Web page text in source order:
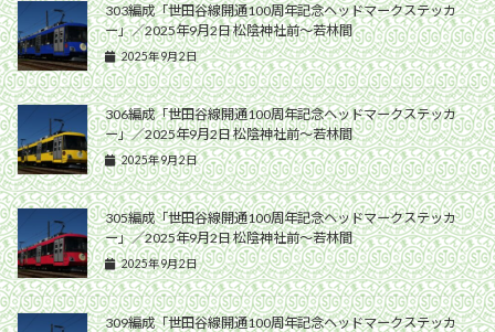
303編成「世田谷線開通100周年記念ヘッドマークステッカ
ー」／2025年9月2日 松陰神社前〜若林間
2025年9月2日
306編成「世田谷線開通100周年記念ヘッドマークステッカ
ー」／2025年9月2日 松陰神社前〜若林間
2025年9月2日
305編成「世田谷線開通100周年記念ヘッドマークステッカ
ー」／2025年9月2日 松陰神社前〜若林間
2025年9月2日
309編成「世田谷線開通100周年記念ヘッドマークステッカ